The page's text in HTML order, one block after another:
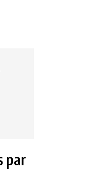
par